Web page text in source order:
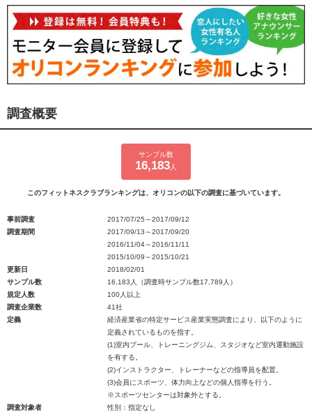
調査概要
サンプル数
16,183 人
このフィットネスクラブランキングは、オリコンの以下の調査に基づいています。
事前調査
2017/07/25～2017/09/12
調査期間
2017/09/13～2017/09/20
2016/11/04～2016/11/11
2015/10/09～2015/10/21
更新日
2018/02/01
サンプル数
16,183人（調査時サンプル数17,789人）
規定人数
100人以上
調査企業数
41社
定義
経済産業省の特定サービス産業実態調査により、以下のように
定義されているものを指す。
(1)室内プール、トレーニングジム、スタジオなど室内運動施設
を有する。
(2)インストラクター、トレーナーなどの指導員を配置。
(3)会員にスポーツ、体力向上などの個人指導を行う。
※スポーツセンターは対象外とする。
調査対象者
性別：指定なし